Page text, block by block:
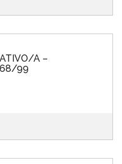
A –
68/99